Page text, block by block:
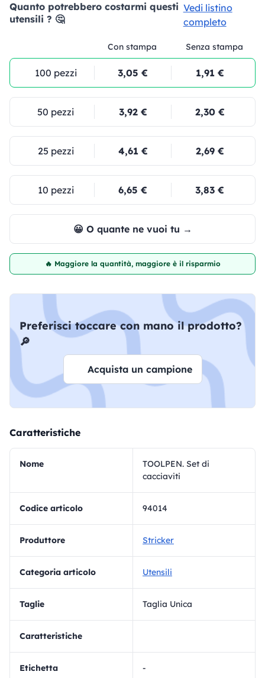
Quanto potrebbero costarmi questi
utensili ? 🤔
Vedi listino
completo
Con stampa Senza stampa
100 pezzi 3,05 € 1,91 €
50 pezzi 3,92 € 2,30 €
25 pezzi 4,61 € 2,69 €
10 pezzi 6,65 € 3,83 €
😀 O quante ne vuoi tu →
🔥 Maggiore la quantità, maggiore è il risparmio
Preferisci toccare con mano il prodotto?
🔎
Acquista un campione
Caratteristiche
Nome
TOOLPEN. Set di
cacciaviti
Codice articolo 94014
Produttore Stricker
Categoria articolo Utensili
Taglie Taglia Unica
Caratteristiche
Etichetta -